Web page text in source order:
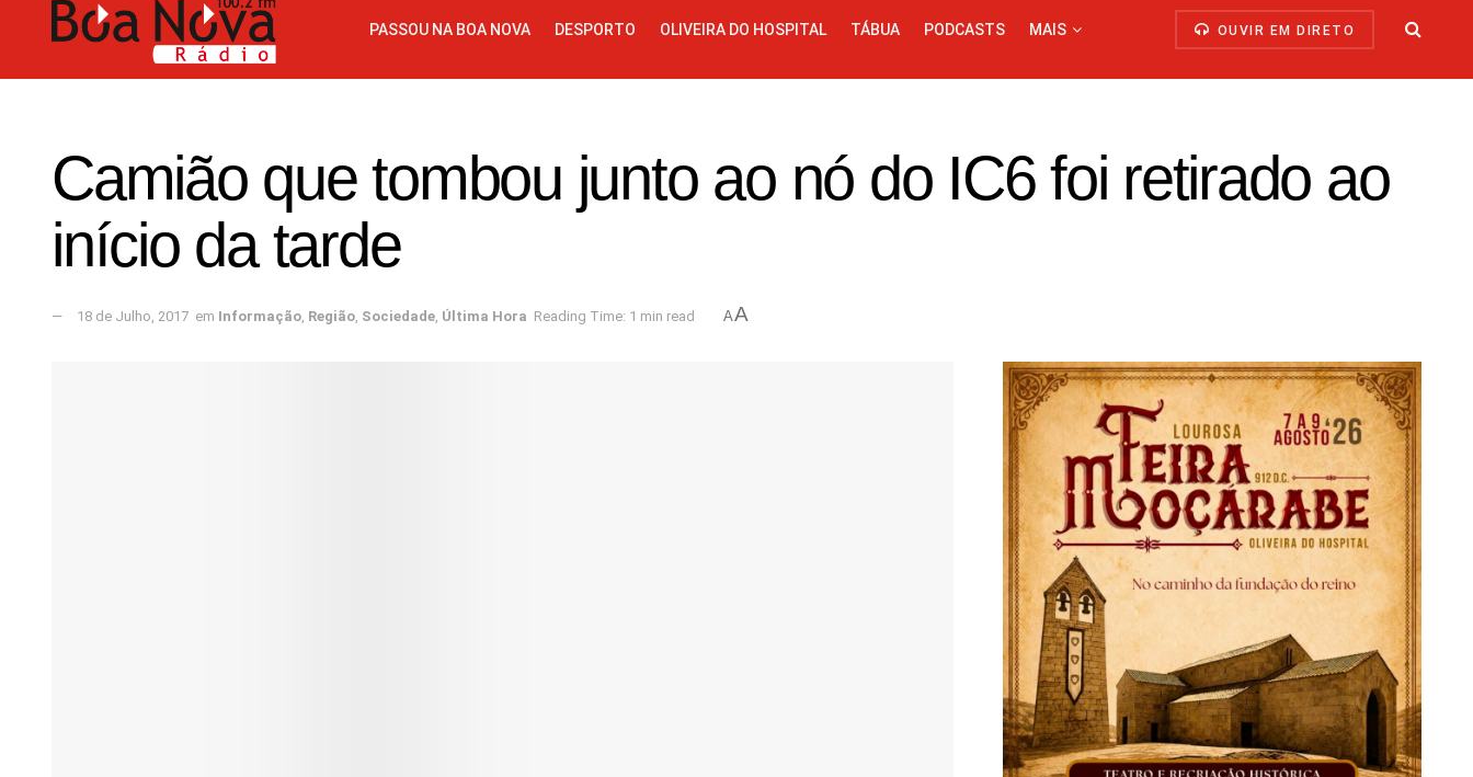
PASSOU NA BOA NOVA DESPORTO OLIVEIRA DO HOSPITAL TÁBUA PODCASTS MAIS OUVIR EM DIRETO
Camião que tombou junto ao nó do IC6 foi retirado ao
início da tarde
18 de Julho, 2017 em Informação, Região, Sociedade, Última Hora Reading Time: 1 min read AA